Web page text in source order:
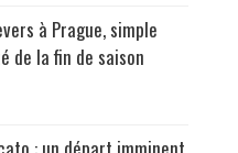
à Prague, simple
de la fin de saison